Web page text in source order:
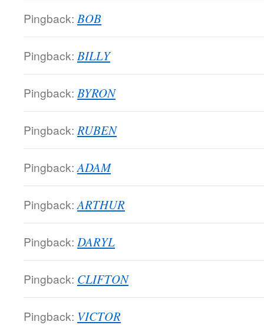
Pingback: BOB
Pingback: BILLY
Pingback: BYRON
Pingback: RUBEN
Pingback: ADAM
Pingback: ARTHUR
Pingback: DARYL
Pingback: CLIFTON
Pingback: VICTOR